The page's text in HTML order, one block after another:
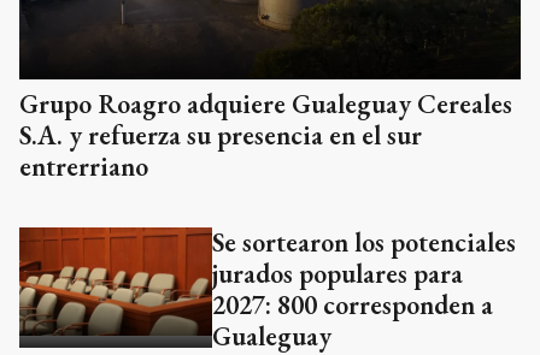
Grupo Roagro adquiere Gualeguay Cereales
S.A. y refuerza su presencia en el sur
entrerriano
Se sortearon los potenciales
jurados populares para
2027: 800 corresponden a
Gualeguay